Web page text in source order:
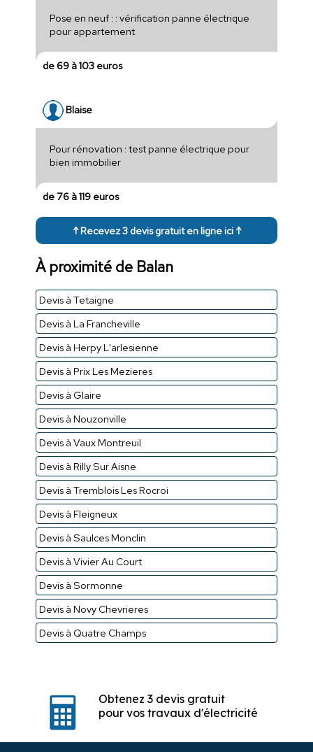
Pose en neuf : : vérification panne électrique
pour appartement
de 69 à 103 euros
Blaise
Pour rénovation : test panne électrique pour
bien immobilier
de 76 à 119 euros
↑ Recevez 3 devis gratuit en ligne ici ↑
À proximité de Balan
Devis à Tetaigne
Devis à La Francheville
Devis à Herpy L'arlesienne
Devis à Prix Les Mezieres
Devis à Glaire
Devis à Nouzonville
Devis à Vaux Montreuil
Devis à Rilly Sur Aisne
Devis à Tremblois Les Rocroi
Devis à Fleigneux
Devis à Saulces Monclin
Devis à Vivier Au Court
Devis à Sormonne
Devis à Novy Chevrieres
Devis à Quatre Champs
Obtenez 3 devis gratuit
pour vos travaux d'électricité